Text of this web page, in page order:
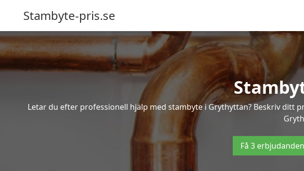
Stambyte-pris.se
Letar du efter professionell hjälp med stambyte i Grythyttan? Beskriv
Få 3